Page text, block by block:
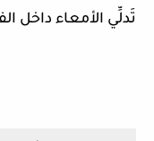
تَدلِّي الأمعاء داخل